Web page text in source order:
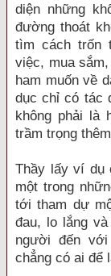
diện những
đường thoát
tìm cách trốn
việc, mua
ham muốn về
dục chỉ có tác
không phải là
trầm trọng
Thầy lấy ví dụ
một trong
tới tham dự
đau, lo lắng
người đến
chẳng có ai để